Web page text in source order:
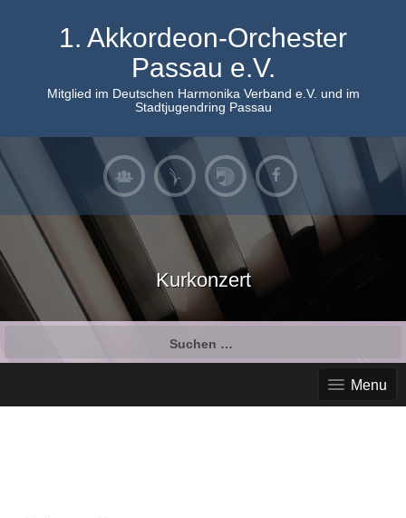
1. Akkordeon-Orchester
Passau e.V.
Mitglied im Deutschen Harmonika Verband e.V. und im
Stadtjugendring Passau
Kurkonzert
Menu